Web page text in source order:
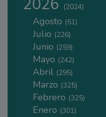
2026 (2024)
Agosto (51)
Julio (226)
Junio (259)
Mayo (242)
Abril (295)
Marzo (325)
Febrero (325)
Enero (301)